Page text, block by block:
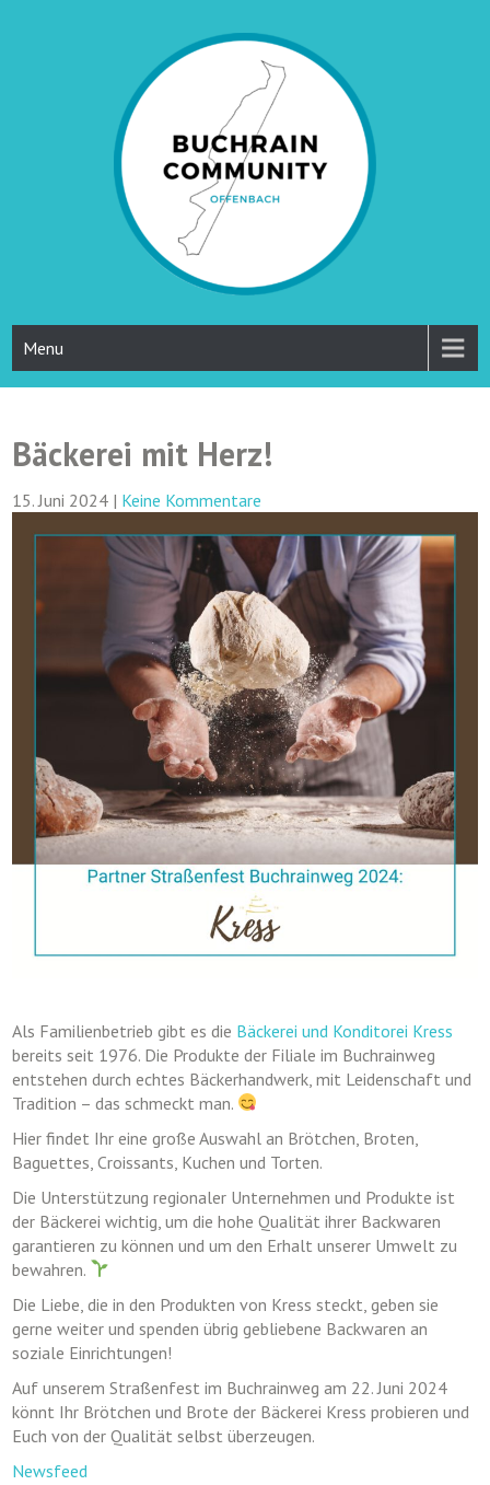
Straßenfest Buchrainweg
Menu
Bäckerei mit Herz!
15. Juni 2024 | Keine Kommentare
Als Familienbetrieb gibt es die Bäckerei und Konditorei Kress
bereits seit 1976. Die Produkte der Filiale im Buchrainweg
entstehen durch echtes Bäckerhandwerk, mit Leidenschaft und
Tradition – das schmeckt man.
Hier findet Ihr eine große Auswahl an Brötchen, Broten,
Baguettes, Croissants, Kuchen und Torten.
Die Unterstützung regionaler Unternehmen und Produkte ist
der Bäckerei wichtig, um die hohe Qualität ihrer Backwaren
garantieren zu können und um den Erhalt unserer Umwelt zu
bewahren.
Die Liebe, die in den Produkten von Kress steckt, geben sie
gerne weiter und spenden übrig gebliebene Backwaren an
soziale Einrichtungen!
Auf unserem Straßenfest im Buchrainweg am 22. Juni 2024
könnt Ihr Brötchen und Brote der Bäckerei Kress probieren und
Euch von der Qualität selbst überzeugen.
Newsfeed